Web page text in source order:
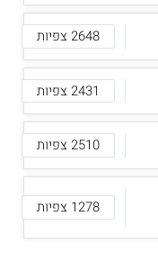
2648 צפיות
2431 צפיות
2510 צפיות
1278 צפיות